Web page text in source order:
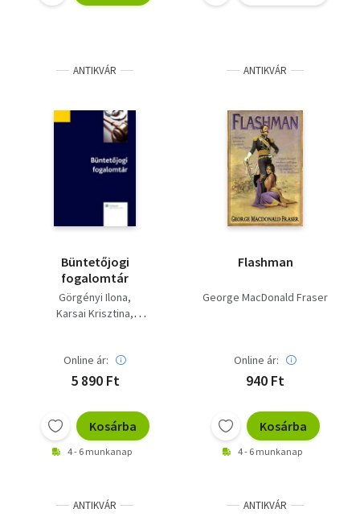
ANTIKVÁR
Büntetőjogi
fogalomtár
Görgényi Ilona
Karsai Krisztina
Fantoly Zsanett
Farkas Ákos
Róth Erika
Online ár:
5 890 Ft
Kosárba
4 - 6 munkanap
ANTIKVÁR
Flashman
George MacDonald Fraser
Online ár:
940 Ft
Kosárba
4 - 6 munkanap
ANTIKVÁR ANTIKVÁR